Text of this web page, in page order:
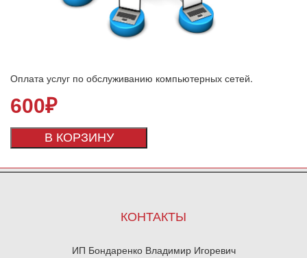
Оплата услуг по обслуживанию компьютерных сетей.
600₽
В КОРЗИНУ
КОНТАКТЫ
ИП Бондаренко Владимир Игоревич